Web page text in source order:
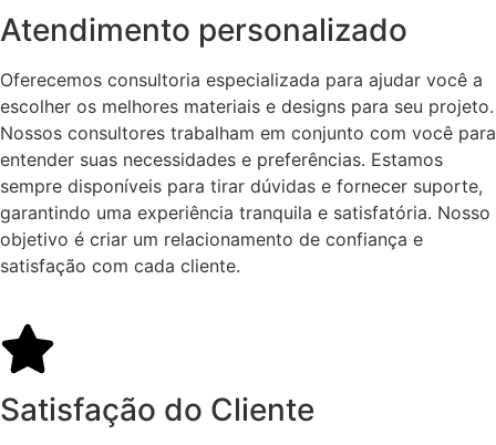
Atendimento personalizado
Oferecemos consultoria especializada para ajudar você a
escolher os melhores materiais e designs para seu projeto.
Nossos consultores trabalham em conjunto com você para
entender suas necessidades e preferências. Estamos
sempre disponíveis para tirar dúvidas e fornecer suporte,
garantindo uma experiência tranquila e satisfatória. Nosso
objetivo é criar um relacionamento de confiança e
satisfação com cada cliente.
Satisfação do Cliente